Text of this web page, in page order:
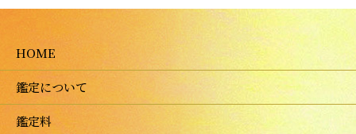
HOME
鑑定について
鑑定料